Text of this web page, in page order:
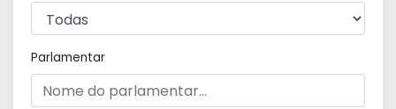
Parlamentar